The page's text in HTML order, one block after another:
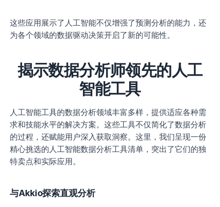
这些应用展示了人工智能不仅增强了预测分析的能力，还
为各个领域的数据驱动决策开启了新的可能性。
揭示数据分析师领先的人工
智能工具
人工智能工具的数据分析领域丰富多样，提供适应各种需
求和技能水平的解决方案。这些工具不仅简化了数据分析
的过程，还赋能用户深入获取洞察。这里，我们呈现一份
精心挑选的人工智能数据分析工具清单，突出了它们的独
特卖点和实际应用。
与Akkio探索直观分析